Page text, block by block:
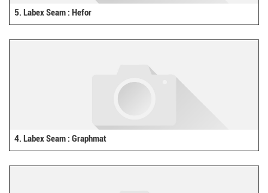
5. Labex Seam : Hefor
4. Labex Seam : Graphmat